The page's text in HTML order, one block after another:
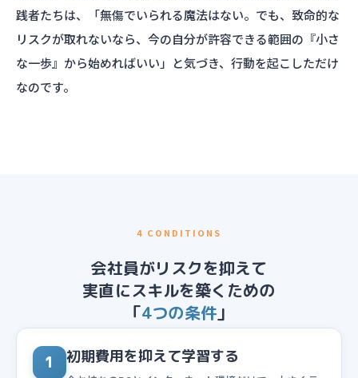
践者たちは、「無傷でいられる魔法はない。でも、致命的な
リスクが取れないなら、今の自分が許容できる範囲の『小さ
な一歩』から始めればいい」と気づき、行動を起こしただけ
なのです。
4 CONDITIONS
会社員がリスクを抑えて
実直にスキルを築くための
「4つの条件」
1 初期費用を抑えて学習する